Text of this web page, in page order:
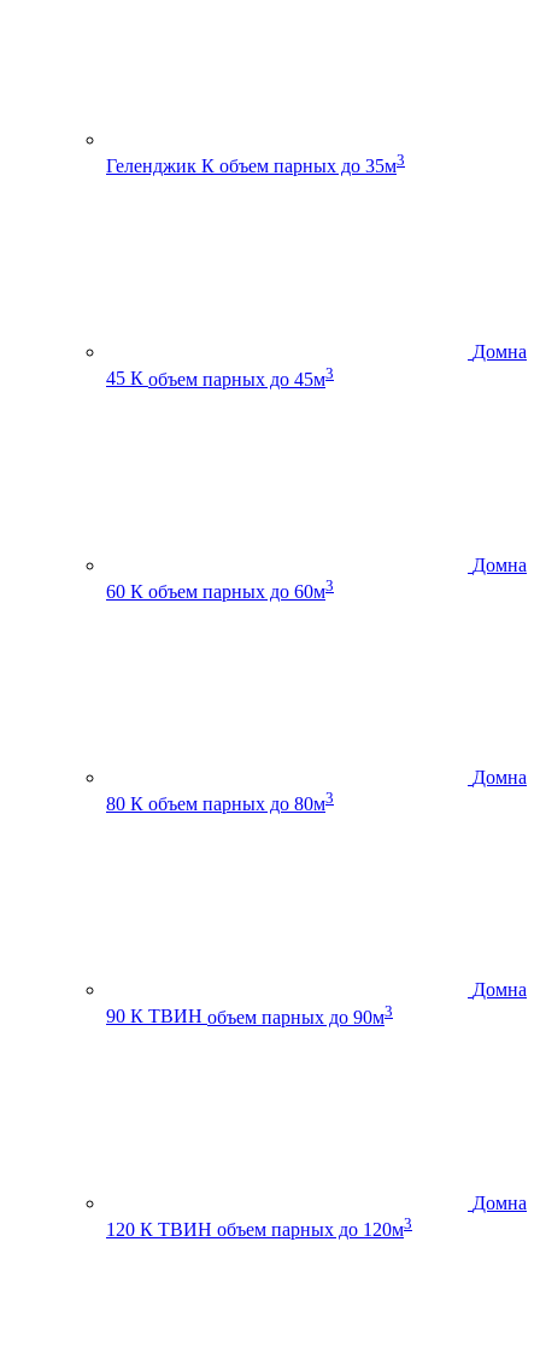
Геленджик К объем парных до 35м3
Домна
45 К объем парных до 45м3
Домна
60 К объем парных до 60м3
Домна
80 К объем парных до 80м3
Домна
90 К ТВИН объем парных до 90м3
Домна
120 К ТВИН объем парных до 120м3